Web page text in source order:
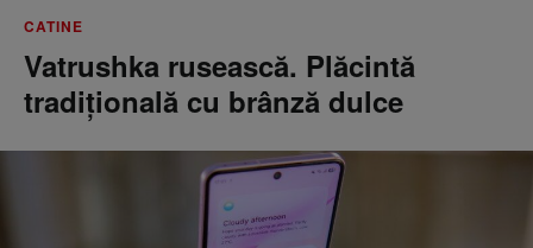
CATINE
Vatrushka rusească. Plăcintă
tradițională cu brânză dulce